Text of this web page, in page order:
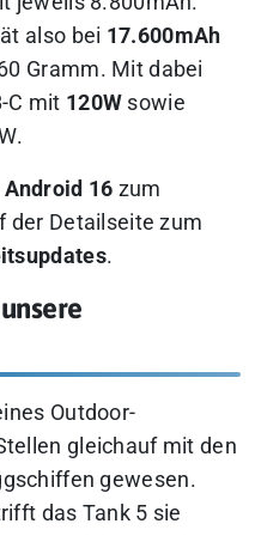
also bei 17.600mAh
Gramm. Mit dabei
C mit 120W sowie
Android 16 zum
der Detailseite zum
.
Outdoor-
gleichauf mit den
gewesen.
das Tank 5 sie